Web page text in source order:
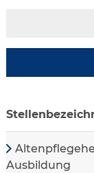
Ausbildung